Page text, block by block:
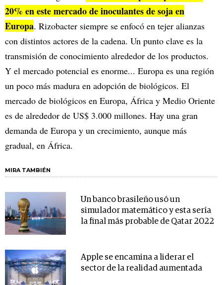
20% en este mercado de inoculantes de soja en
Europa. Rizobacter siempre se enfocó en tejer alianzas
con distintos actores de la cadena. Un punto clave es la
transmisión de conocimiento alrededor de los productos.
Y el mercado potencial es enorme... Europa es una región
un poco más madura en adopción de biológicos. El
mercado de biológicos en Europa, África y Medio Oriente
es de alrededor de US$ 3.000 millones. Hay una gran
demanda de Europa y un crecimiento, aunque más
gradual, en África.
MIRA TAMBIÉN
Un banco brasileño usó un
simulador matemático y esta sería
la final más probable de Qatar 2022
Apple se encamina a liderar el
sector de la realidad aumentada